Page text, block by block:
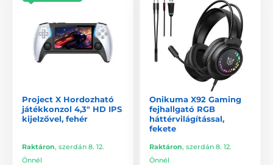
Project X Hordozható
játékkonzol 4,3" HD IPS
kijelzővel, fehér
Raktáron, szerdán 8. 12.
Önnél
Onikuma X92 Gaming
fejhallgató RGB
háttérvilágítással,
fekete
Raktáron, szerdán 8. 12.
Önnél